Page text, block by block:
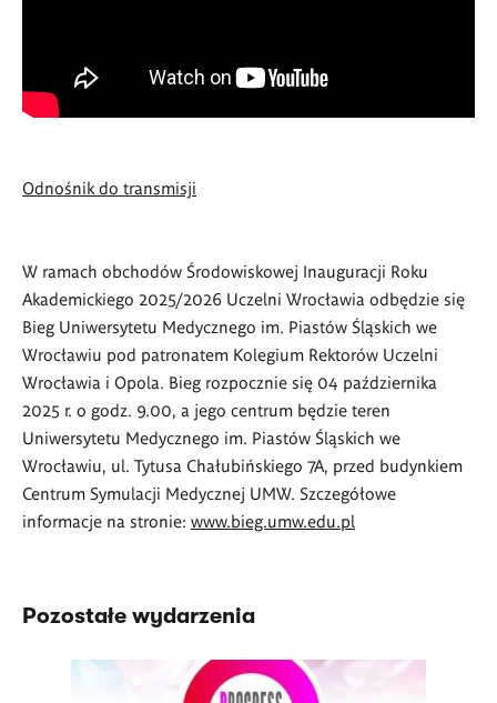
Odnośnik do transmisji
W ramach obchodów Środowiskowej Inauguracji Roku
Akademickiego 2025/2026 Uczelni Wrocławia odbędzie się
Bieg Uniwersytetu Medycznego im. Piastów Śląskich we
Wrocławiu pod patronatem Kolegium Rektorów Uczelni
Wrocławia i Opola. Bieg rozpocznie się 04 października
2025 r. o godz. 9.00, a jego centrum będzie teren
Uniwersytetu Medycznego im. Piastów Śląskich we
Wrocławiu, ul. Tytusa Chałubińskiego 7A, przed budynkiem
Centrum Symulacji Medycznej UMW. Szczegółowe
informacje na stronie: www.bieg.umw.edu.pl
Pozostałe wydarzenia